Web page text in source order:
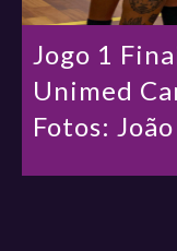
Jogo 1
Unimed
Fotos: